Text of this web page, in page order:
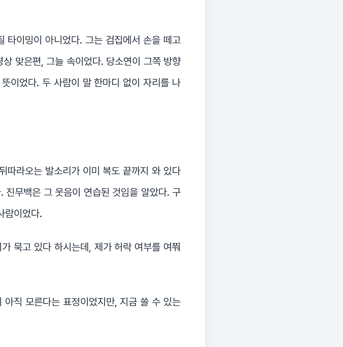
타이밍이 아니었다. 그는 검집에서 손을 떼고
맞은편, 그늘 속이었다. 당소연이 그쪽 방향
이었다. 두 사람이 말 한마디 없이 자리를 나
따라오는 발소리가 이미 복도 끝까지 와 있다
무백은 그 웃음이 연습된 것임을 알았다. 구
람이었다.
묵고 있다 하시는데, 제가 허락 여부를 여쭤
직 모른다는 표정이었지만, 지금 쓸 수 있는